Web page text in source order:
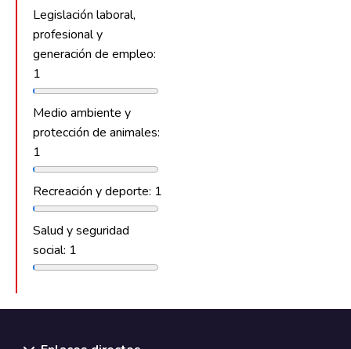
Legislación laboral,
profesional y
generación de empleo:
1
Medio ambiente y
protección de animales:
1
Recreación y deporte: 1
Salud y seguridad
social: 1